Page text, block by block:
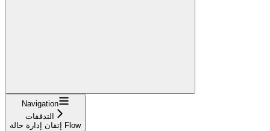
Navigation
التدفقات
إتقان إدارة حالة Flow